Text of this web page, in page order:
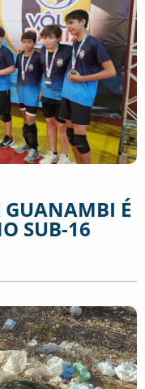
É
SUB-16